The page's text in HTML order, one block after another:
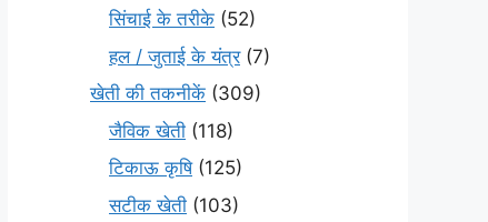
सिंचाई के तरीके (52)
हल / जुताई के यंत्र(7)
खेती की तकनीकें (309)
जैविक खेती (118)
टिकाऊ कृषि(125)
सटीक खेती (103)